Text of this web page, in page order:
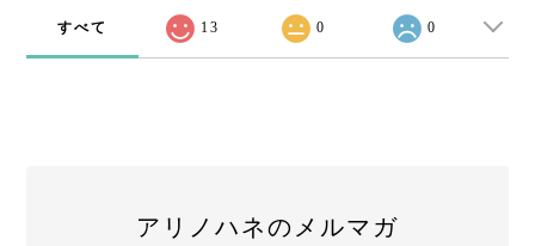
すべて 13 0 0
アリノハネのメルマガ